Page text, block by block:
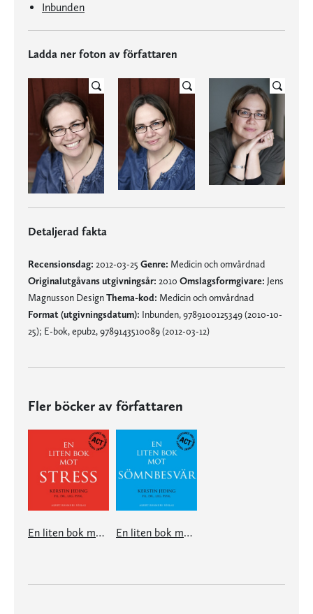
Inbunden
Ladda ner foton av författaren
Detaljerad fakta
Recensionsdag: 2012-03-25 Genre: Medicin och omvårdnad
Originalutgåvans utgivningsår: 2010 Omslagsformgivare: Jens
Magnusson DesignThema-kod: Medicin och omvårdnad
Format (utgivningsdatum): Inbunden, 9789100125349 (2010-10-
25); E-bok, epub2, 9789143510089 (2012-03-12)
Fler böcker av författaren
En liten bok mot stress En liten bok mot sömnbesvär